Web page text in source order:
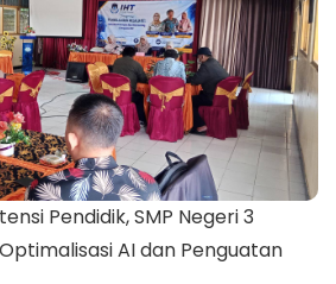
Pendidik, SMP Negeri 3
AI dan Penguatan